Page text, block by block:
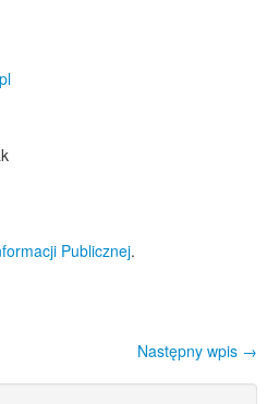
Publicznej.
Następny wpis →